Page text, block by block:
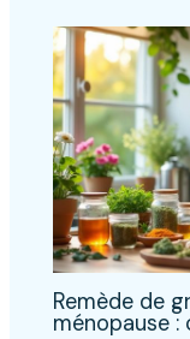
Remède de
ménopause